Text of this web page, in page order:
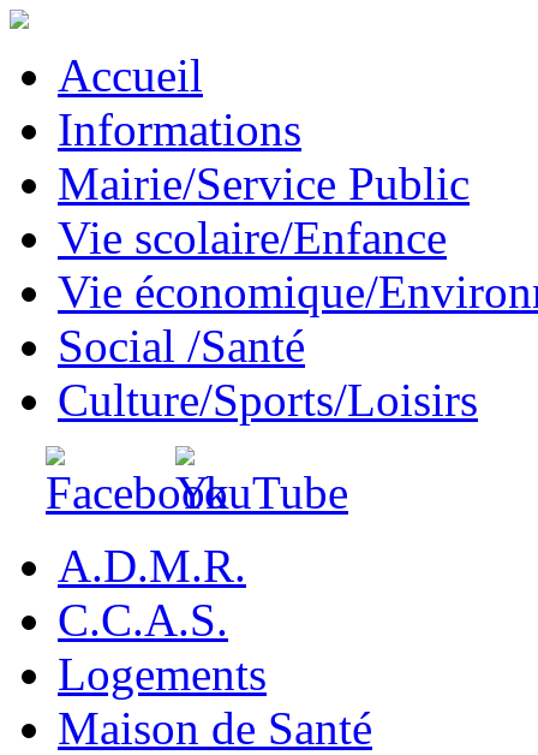
Accueil
Informations
Mairie/Service Public
Vie scolaire/Enfance
Vie économique/
Social /Santé
Culture/Sports/Loisirs
A.D.M.R.
C.C.A.S.
Logements
Maison de Santé